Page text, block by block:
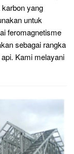
karbon yang
untuk
feromagnetisme
sebagai rangka
Kami melayani